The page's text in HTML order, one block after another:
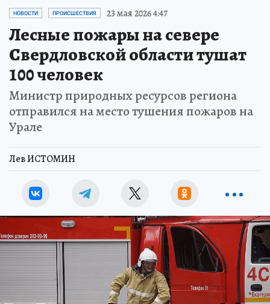
НОВОСТИ ПРОИСШЕСТВИЯ 23 мая 2026 4:47
Лесные пожары на севере
Свердловской области тушат
100 человек
Министр природных ресурсов региона
отправился на место тушения пожаров на
Урале
Лев ИСТОМИН